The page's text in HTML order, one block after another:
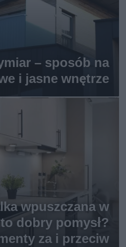
– sposób na
i jasne wnętrze
wpuszczana w
dobry pomysł?
za i przeciw